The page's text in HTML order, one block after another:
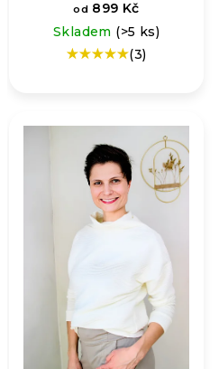
od 899 Kč
Skladem (>5 ks)
Průměrné
5,0
hvězdiček.
(3)